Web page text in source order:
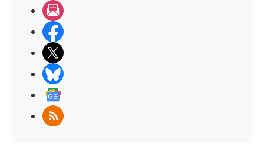
RSS